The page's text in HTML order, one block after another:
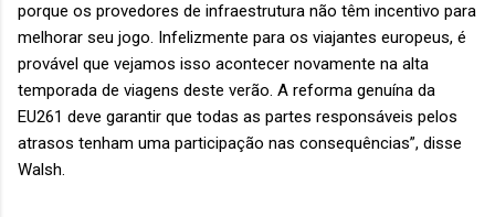
porque os provedores de infraestrutura não têm incentivo para
melhorar seu jogo. Infelizmente para os viajantes europeus, é
provável que vejamos isso acontecer novamente na alta
temporada de viagens deste verão. A reforma genuína da
EU261 deve garantir que todas as partes responsáveis pelos
atrasos tenham uma participação nas consequências”, disse
Walsh.